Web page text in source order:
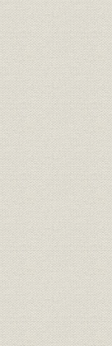
一般通話とAFコール[
話]とのサービス比較
進駐軍の電話
市外回線の改良工事
連合軍電話の料率
昭和23年度末におけ
係PBX[五〇号型二〇
動交換装置]
連合軍関係PBX[五〇
回線の自動交換装置]
の推移